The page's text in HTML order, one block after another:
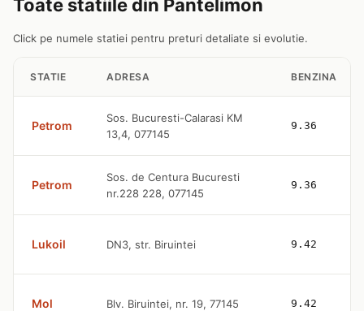
Toate statiile din Pantelimon
Click pe numele statiei pentru preturi detaliate si evolutie.
STATIE ADRESA BENZINA
Petrom
Sos. Bucuresti-Calarasi KM
13,4, 077145
9.36
Petrom
Sos. de Centura Bucuresti
nr.228 228, 077145
9.36
Lukoil DN3, str. Biruintei 9.42
Mol Blv. Biruintei, nr. 19, 77145 9.42